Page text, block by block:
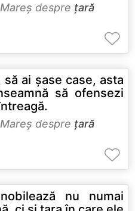
despre țară
ai șase case, asta
să ofensezi
despre țară
nu numai